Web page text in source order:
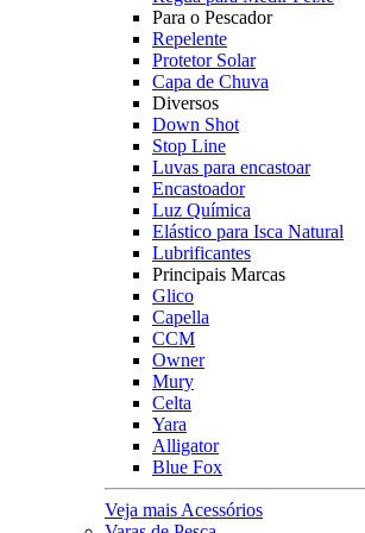
Para o Pescador
Repelente
Protetor Solar
Capa de Chuva
Diversos
Down Shot
Stop Line
Luvas para encastoar
Encastoador
Luz Química
Elástico para Isca Natural
Lubrificantes
Principais Marcas
Glico
Capella
CCM
Owner
Mury
Celta
Yara
Alligator
Blue Fox
Veja mais Acessórios